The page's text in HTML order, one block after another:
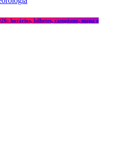
horários, bilhetes, campismo, mapa e